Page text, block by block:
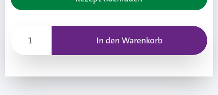
In den Warenkorb